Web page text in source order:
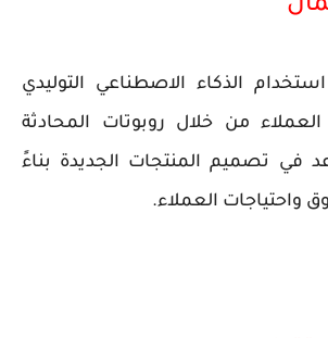
الذكاء الاصطناعي التوليدي
من خلال روبوتات المحادثة
في تصميم المنتجات الجديدة بناءً
واحتياجات العملاء.